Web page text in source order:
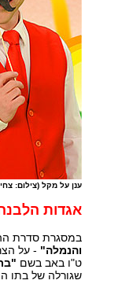
ענן על מקל (צילום:
אגדות
במסגרת סדרת
והנמלה" - על
ט"ו באב בשם
שגורלה של בתו